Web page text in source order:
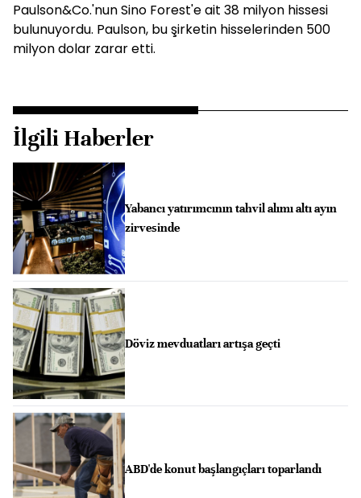
Paulson&Co.'nun Sino Forest'e ait 38 milyon hissesi
bulunuyordu. Paulson, bu şirketin hisselerinden 500
milyon dolar zarar etti.
İlgili Haberler
Yabancı yatırımcının tahvil alımı altı ayın
zirvesinde
Döviz mevduatları artışa geçti
ABD'de konut başlangıçları toparlandı